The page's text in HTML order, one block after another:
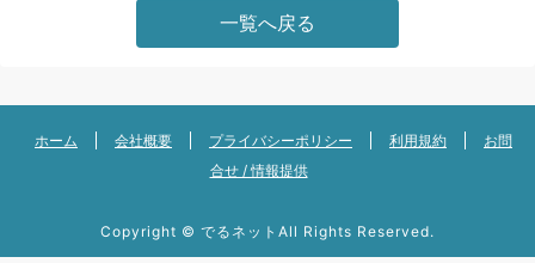
一覧へ戻る
ホーム 会社概要 プライバシーポリシー 利用規約
お問
合せ / 情報提供
Copyright © でるネット All Rights Reserved.